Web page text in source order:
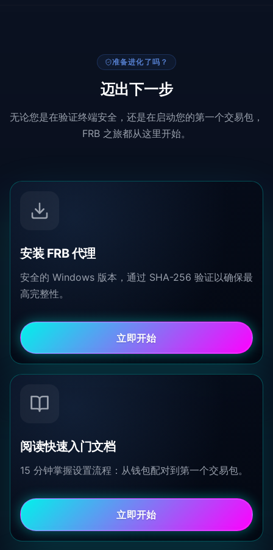
准备进化了吗？
迈出下一步
无论您是在验证终端安全，还是在启动您的第一个交易包，
FRB 之旅都从这里开始。
安装 FRB 代理
安全的 Windows 版本，通过 SHA-256 验证以确保最
高完整性。
立即开始
阅读快速入门文档
15 分钟掌握设置流程：从钱包配对到第一个交易包。
立即开始